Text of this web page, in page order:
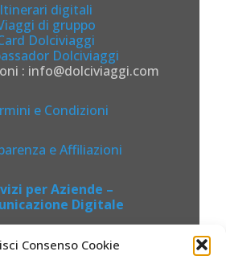
Consenso Cookie
Itinerari digitali
di gruppo
Dolciviaggi
Dolciviaggi
: info@dolciviaggi.com
e Condizioni
e Affiliazioni
per Aziende –
Digitale